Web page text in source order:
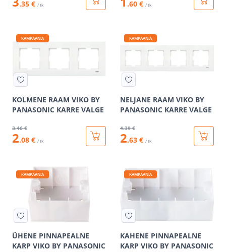
.35 € / tk .60 € / tk
KAMPAANIA
KOLMENE RAAM VIKO BY
PANASONIC KARRE VALGE
3.46 €
2.08 € / tk
KAMPAANIA
NELJANE RAAM VIKO BY
PANASONIC KARRE VALGE
4.39 €
2.63 € / tk
KAMPAANIA
ÜHENE PINNAPEALNE
KARP VIKO BY PANASONIC
KAMPAANIA
KAHENE PINNAPEALNE
KARP VIKO BY PANASONIC